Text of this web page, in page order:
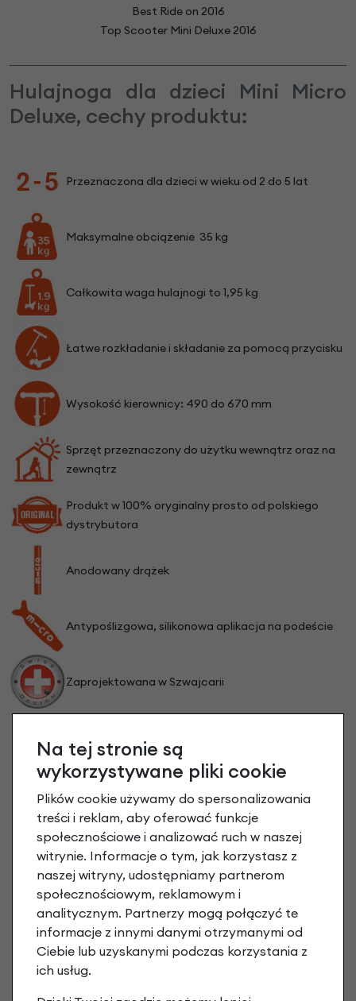
Best Ride on 2016
Top Scooter Mini Deluxe 2016
Hulajnoga dla dzieci Mini Micro
Deluxe, cechy produktu:
Przeznaczona dla dzieci w wieku od 2 do 5 lat
Maksymalne obciążenie 35 kg
Całkowita waga hulajnogi to 1,95 kg
Łatwe rozkładanie i składanie za pomocą przycisku
Wysokość kierownicy: 490 do 670 mm
Sprzęt przeznaczony do użytku wewnątrz oraz na
zewnątrz
Produkt w 100% oryginalny prosto od polskiego
dystrybutora
Anodowany drążek
Antypoślizgowa, silikonowa aplikacja na podeście
Zaprojektowana w Szwajcarii
Na tej stronie są
wykorzystywane pliki cookie
Plików cookie używamy do spersonalizowania
treści i reklam, aby oferować funkcje
społecznościowe i analizować ruch w naszej
witrynie. Informacje o tym, jak korzystasz z
naszej witryny, udostępniamy partnerom
społecznościowym, reklamowym i
analitycznym. Partnerzy mogą połączyć te
informacje z innymi danymi otrzymanymi od
Ciebie lub uzyskanymi podczas korzystania z
ich usług.